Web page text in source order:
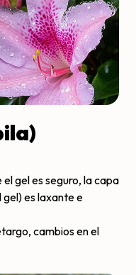
gel es seguro, la capa
es laxante e
cambios en el